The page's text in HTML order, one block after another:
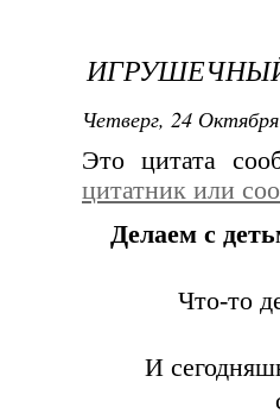
Четверг, 24
Это цитата
цитатник или
Делаем с
Что-то
И